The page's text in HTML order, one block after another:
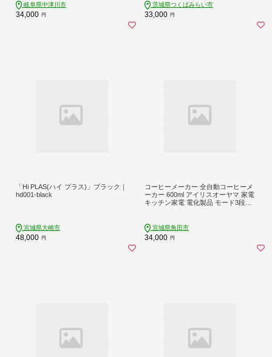
岐阜県中津川市
34,000 円
クリスマス ギフト 母の日 父の日 敬
老の日 [AG169-NT]
茨城県つくばみらい市
33,000 円
「Hi PLAS(ハイ プラス)」ブラック｜
hd001-black
宮城県大崎市
48,000 円
コーヒーメーカー 全自動コーヒーメ
ーカー 600ml アイリスオーヤマ 家電
キッチン家電 電化製品 モード3段階
オーヤマ 一人暮らし ひとり暮ら
し
宮城県角田市
34,000 円